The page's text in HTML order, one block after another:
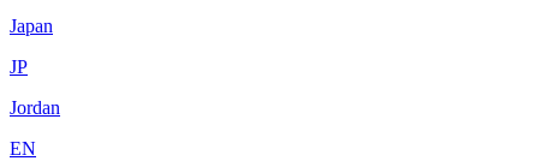
Japan
JP
Jordan
EN